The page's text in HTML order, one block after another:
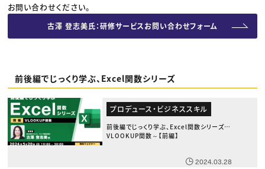
お問い合わせください。
古澤 登志美氏：研修サービスお問い合わせフォーム
前後編でじっくり学ぶ、Excel関数シリーズ
プロデュース・ビジネススキル
前後編でじっくり学ぶ、Excel関数シリーズ～
VLOOKUP関数～【前編】
2024.03.28